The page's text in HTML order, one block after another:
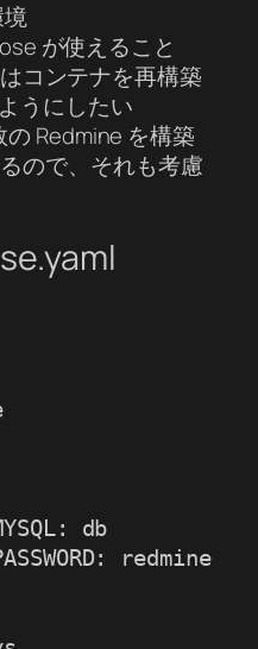
が使えること
コンテナを再構築
うにしたい
の Redmine を構築
ので、それも考慮
db
redmine